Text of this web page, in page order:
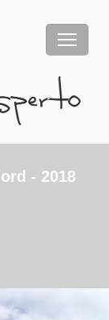
- 2018